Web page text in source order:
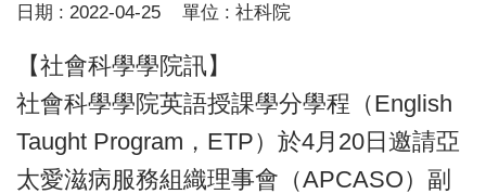
日期 : 2022-04-25 單位 : 社科院
【社會科學學院訊】
社會科學學院英語授課學分學程（English
Taught Program，ETP）於4月20日邀請亞
太愛滋病服務組織理事會（APCASO）副